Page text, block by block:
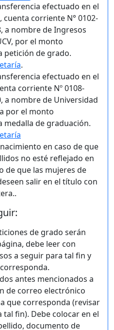
efectuado en el
cuenta corriente N° 0102-
a nombre de Ingresos
por el monto
petición de grado.
.
efectuado en el
corriente Nº 0108-
a nombre de Universidad
por el monto
medalla de graduación.
en caso de que
no esté reflejado en
de que las mujeres de
salir en el título con
de grado serán
debe leer con
a seguir para tal fin y
antes mencionados a
de correo electrónico
que corresponda (revisar
fin). Debe colocar en el
documento de